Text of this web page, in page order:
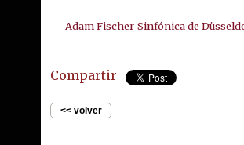
Adam Fischer Sinfónica de
Compartir
<< volver